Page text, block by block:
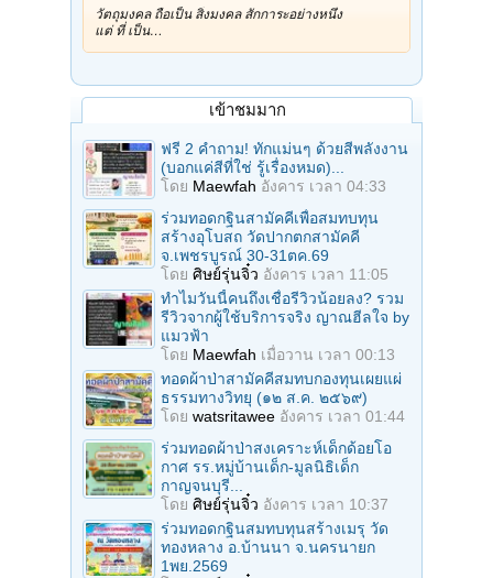
วัตถุมงคล ถือเป็น สิ่งมงคล สักการะอย่างหนึ่ง
แต่ ที่ เป็น…
เข้าชมมาก
ฟรี 2 คำถาม! ทักแม่นๆ ด้วยสีพลังงาน
(บอกแค่สีที่ใช่ รู้เรื่องหมด)...
โดย Maewfah อังคาร เวลา 04:33
ร่วมทอดกฐินสามัคคีเพื่อสมทบทุน
สร้างอุโบสถ วัดปากตกสามัคคี
จ.เพชรบูรณ์ 30-31ตค.69
โดย ศิษย์รุ่นจิ๋ว อังคาร เวลา 11:05
ทำไมวันนี้คนถึงเชื่อรีวิวน้อยลง? รวม
รีวิวจากผู้ใช้บริการจริง ญาณฮีลใจ by
แมวฟ้า
โดย Maewfah เมื่อวาน เวลา 00:13
ทอดผ้าป่าสามัคคีสมทบกองทุนเผยแผ่
ธรรมทางวิทยุ (๑๒ ส.ค. ๒๕๖๙)
โดย watsritawee อังคาร เวลา 01:44
ร่วมทอดผ้าป่าสงเคราะห์เด็กด้อยโอ
กาศ รร.หมู่บ้านเด็ก-มูลนิธิเด็ก
กาญจนบุรี...
โดย ศิษย์รุ่นจิ๋ว อังคาร เวลา 10:37
ร่วมทอดกฐินสมทบทุนสร้างเมรุ วัด
ทองหลาง อ.บ้านนา จ.นครนายก
1พย.2569